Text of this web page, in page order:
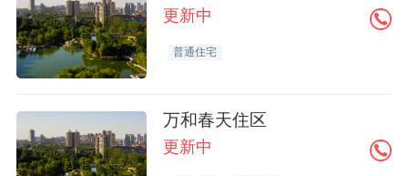
更新中
普通住宅
万和春天住区
更新中